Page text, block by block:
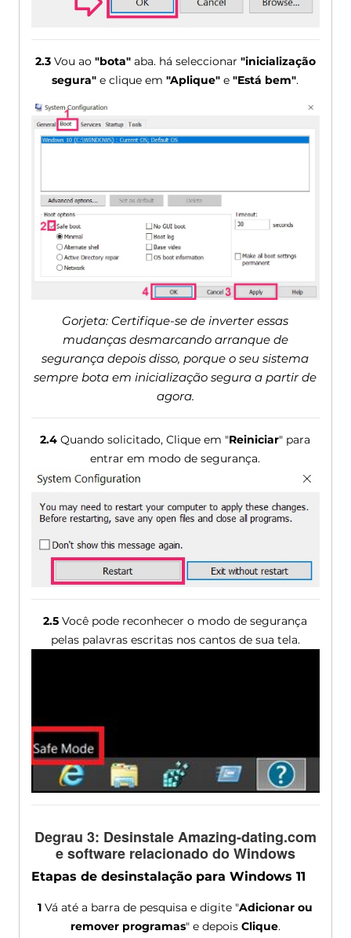
2.3Vou ao "bota"aba. há seleccionar "inicialização
segura" e clique em"Aplique" e"Está bem".
Gorjeta: Certifique-se de inverter essas
mudanças desmarcando arranque de
segurança depois disso, porque o seu sistema
sempre bota em inicialização segura a partir de
agora.
2.4 Quando solicitado, Clique em "Reiniciar" para
entrar em modo de segurança.
2.5 Você pode reconhecer o modo de segurança
pelas palavras escritas nos cantos de sua tela.
Degrau 3: Desinstale Amazing-dating.com
e software relacionado do Windows
Etapas de desinstalação para Windows 11
1 Vá até a barra de pesquisa e digite "Adicionar ou
remover programas" e depois Clique.